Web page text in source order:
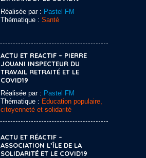
Réalisée par : Pastel FM
Thématique : Santé
ACTU ET REACTIF – PIERRE
JOUANI INSPECTEUR DU
TRAVAIL RETRAITÉ ET LE
COVID19
Réalisée par : Pastel FM
Thématique : Education populaire,
citoyenneté et solidarité
ACTU ET RÉACTIF –
ASSOCIATION L’ÎLE DE LA
SOLIDARITÉ ET LE COVID19